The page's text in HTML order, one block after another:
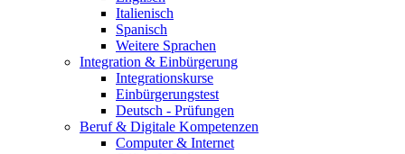
Italienisch
Spanisch
Weitere Sprachen
Integration & Einbürgerung
Integrationskurse
Einbürgerungstest
Deutsch - Prüfungen
Beruf & Digitale Kompetenzen
Computer & Internet